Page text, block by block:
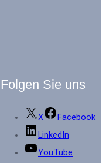
Folgen Sie uns
X
Facebook
LinkedIn
YouTube